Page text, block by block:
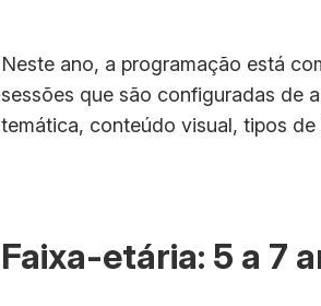
Neste ano, a programação está
sessões que são configuradas de
temática, conteúdo visual, tipos
Faixa-etária: 5 a 7